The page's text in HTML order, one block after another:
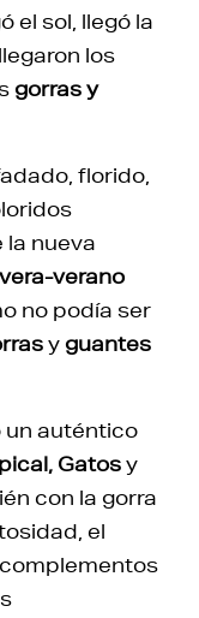
el sol, llegó la
los
gorras y
florido,
la nueva
verano
no podía ser
yguantes
un auténtico
Gatosy
con la gorra
el